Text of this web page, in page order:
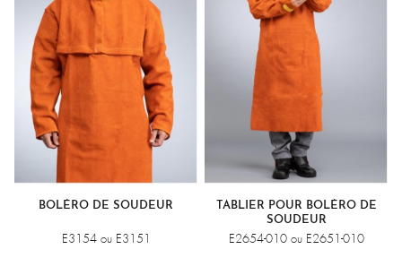
BOLÉRO DE SOUDEUR
E3154 ou E3151
TABLIER POUR BOLÉRO DE
SOUDEUR
E2654-010 ou E2651-010